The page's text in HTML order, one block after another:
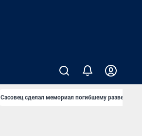
Сасовец сделал мемориал погибшему разведбату